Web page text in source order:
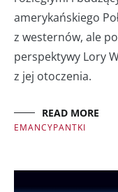
amerykańskiego
z westernów, ale
perspektywy Lory
z jej otoczenia.
READ MORE
EMANCYPANTKI